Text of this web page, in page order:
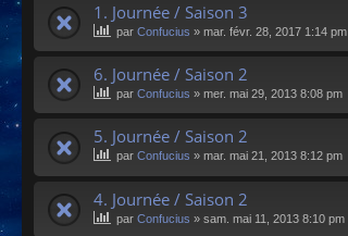
1. Journée / Saison 3
par Confucius » mar. févr. 28, 2017 1:14 pm
6. Journée / Saison 2
par Confucius » mer. mai 29, 2013 8:08 pm
5. Journée / Saison 2
par Confucius » mar. mai 21, 2013 8:12 pm
4. Journée / Saison 2
par Confucius » sam. mai 11, 2013 8:10 pm